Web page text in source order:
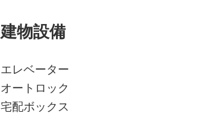
建物設備
エレベーター
オートロック
宅配ボックス